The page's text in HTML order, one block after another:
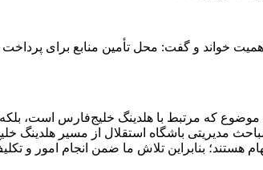
خواند و گفت: محل تأمین منابع برای
که مرتبط با هلدینگ خلیج‌فارس است، بلکه
مدیریتی باشگاه استقلال از مسیر هلدینگ
بنابراین تلاش ما ضمن انجام امور و